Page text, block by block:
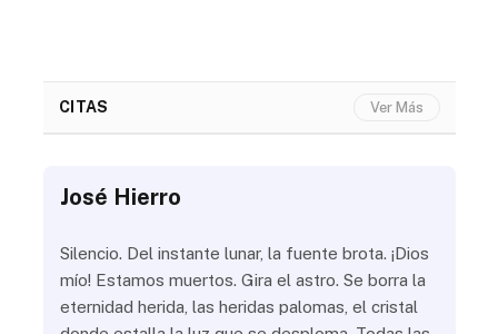
CITAS Ver Más
José Hierro
Silencio. Del instante lunar, la fuente brota. ¡Dios
mío! Estamos muertos. Gira el astro. Se borra la
eternidad herida, las heridas palomas, el cristal